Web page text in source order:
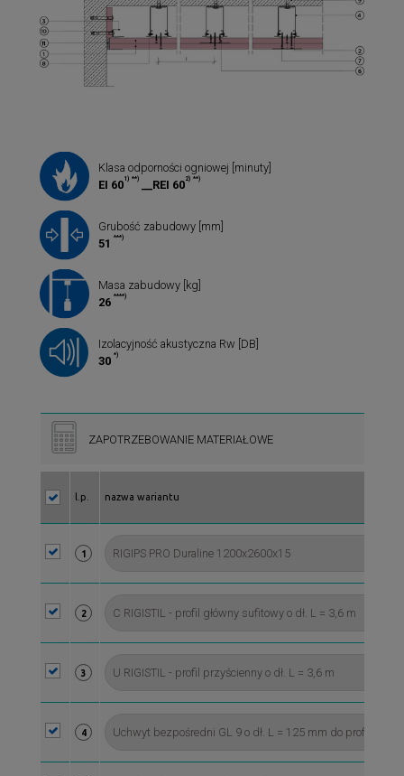
Klasa odporności ogniowej [minuty]
EI 601) **) __REI 602) **)
Grubość zabudowy [mm]
51
***)
Masa zabudowy [kg]
26 ****)
Izolacyjność akustyczna Rw [DB]
30 *)
ZAPOTRZEBOWANIE MATERIAŁOWE
l.p. nazwa wariantu
1
2
3
4